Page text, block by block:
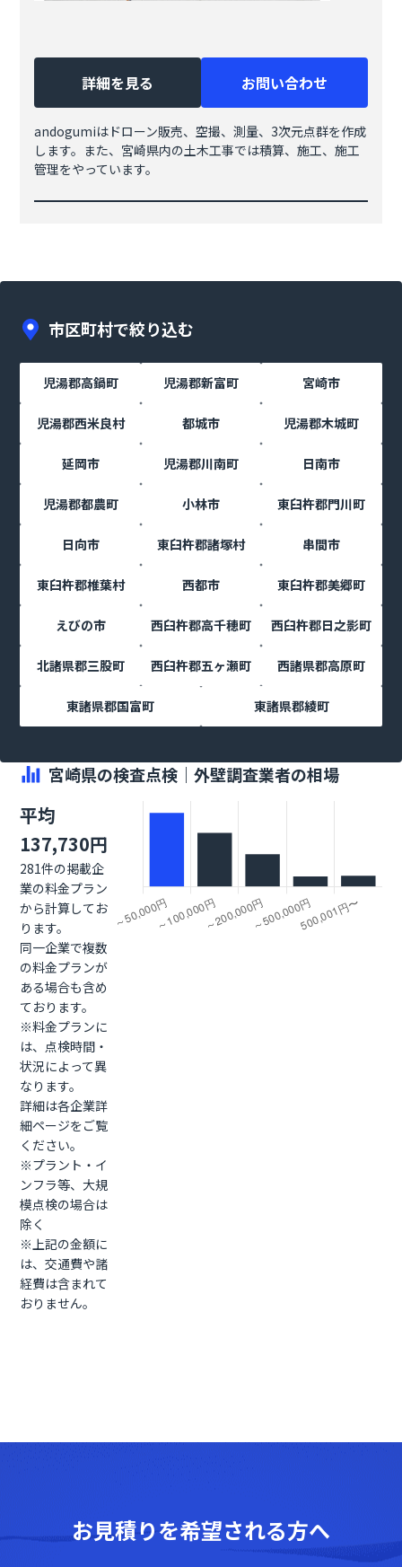
詳細を見る お問い合わせ
andogumiはドローン販売、空撮、測量、3次元点群を作成
します。また、宮崎県内の土木工事では積算、施工、施工
管理をやっています。
市区町村で絞り込む
児湯郡高鍋町 児湯郡新富町 宮崎市
児湯郡西米良村 都城市 児湯郡木城町
延岡市 児湯郡川南町 日南市
児湯郡都農町 小林市 東臼杵郡門川町
日向市 東臼杵郡諸塚村 串間市
東臼杵郡椎葉村 西都市 東臼杵郡美郷町
えびの市 西臼杵郡高千穂町 西臼杵郡日之影町
北諸県郡三股町 西臼杵郡五ヶ瀬町 西諸県郡高原町
東諸県郡国富町 東諸県郡綾町
宮崎県の検査点検｜外壁調査業者の相場
平均
137,730円
281件の掲載企
業の料金プラン
から計算してお
ります。
同一企業で複数
の料金プランが
ある場合も含め
ております。
※料金プランに
は、点検時間・
状況によって異
なります。
詳細は各企業詳
細ページをご覧
ください。
※プラント・イ
ンフラ等、大規
模点検の場合は
除く
※上記の金額に
は、交通費や諸
経費は含まれて
おりません。
お見積りを希望される方へ